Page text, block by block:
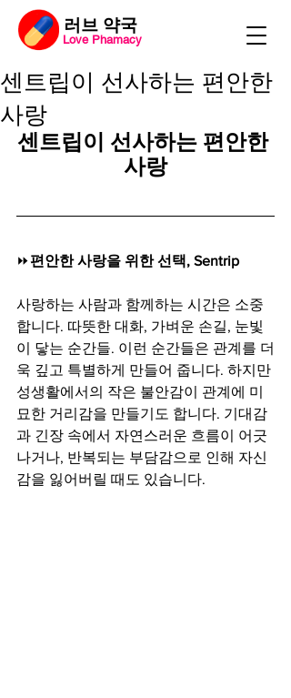
​러브 약국
Love Phamacy
센트립이 선사하는 편안한
사랑
센트립이 선사하는 편안한
사랑
⏩편안한 사랑을 위한 선택, Sentrip
사랑하는 사람과 함께하는 시간은 소중
합니다. 따뜻한 대화, 가벼운 손길, 눈빛
이 닿는 순간들. 이런 순간들은 관계를 더
욱 깊고 특별하게 만들어 줍니다. 하지만
성생활에서의 작은 불안감이 관계에 미
묘한 거리감을 만들기도 합니다. 기대감
과 긴장 속에서 자연스러운 흐름이 어긋
나거나, 반복되는 부담감으로 인해 자신
감을 잃어버릴 때도 있습니다.